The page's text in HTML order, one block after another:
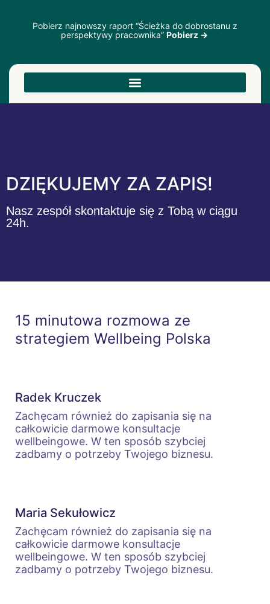
Pobierz najnowszy raport “Ścieżka do dobrostanu z
perspektywy pracownika” Pobierz →
DZIĘKUJEMY ZA ZAPIS!​
Nasz zespół skontaktuje się z Tobą w ciągu
24h.
15 minutowa rozmowa ze
strategiem Wellbeing Polska
Radek Kruczek
Zachęcam również do zapisania się na
całkowicie darmowe konsultacje
wellbeingowe. W ten sposób szybciej
zadbamy o potrzeby Twojego biznesu.
Maria Sekułowicz
Zachęcam również do zapisania się na
całkowicie darmowe konsultacje
wellbeingowe. W ten sposób szybciej
zadbamy o potrzeby Twojego biznesu.